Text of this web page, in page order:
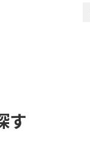
す